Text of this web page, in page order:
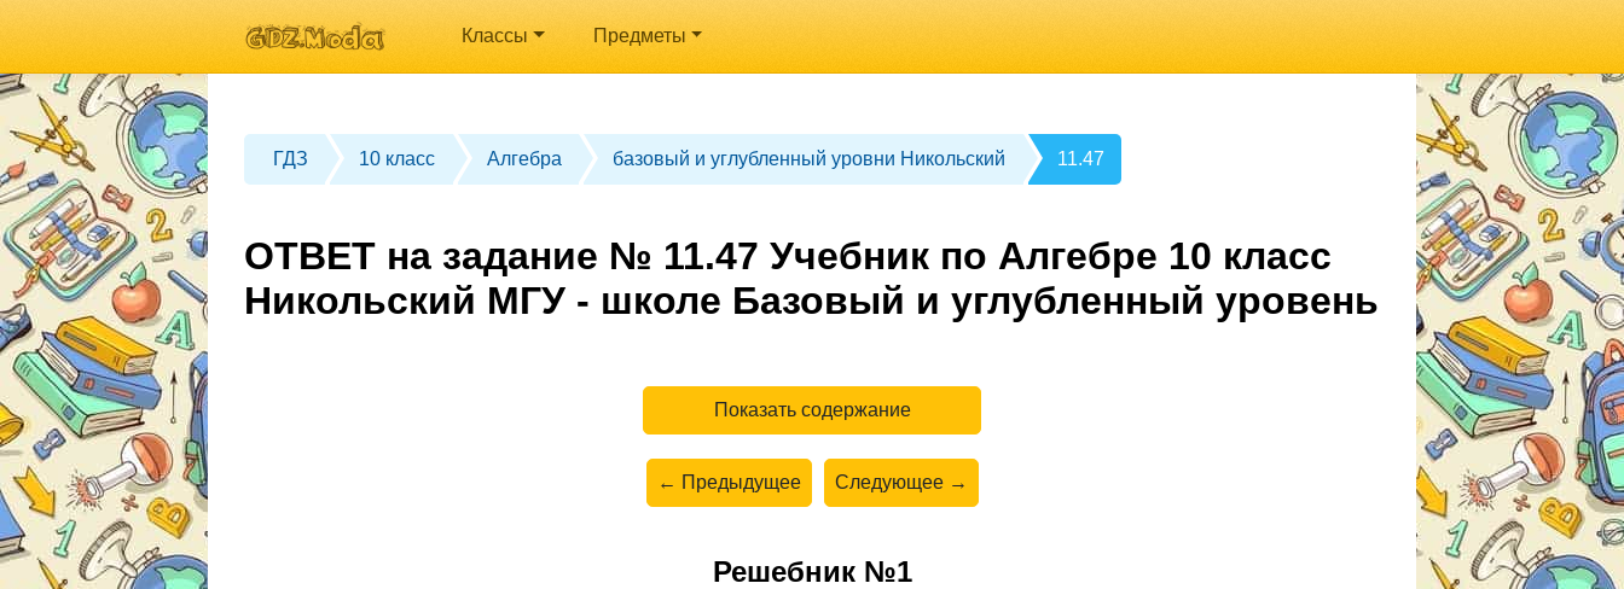
Классы Предметы
ГДЗ 10 класс Алгебра базовый и углубленный уровни Никольский 11.47
ОТВЕТ на задание № 11.47 Учебник по Алгебре 10 класс
Никольский МГУ - школе Базовый и углубленный уровень
Показать содержание
← Предыдущее Следующее →
Решебник №1